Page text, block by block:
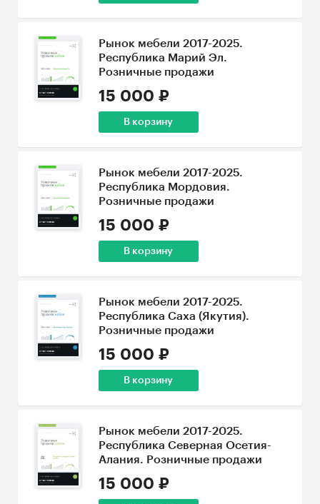
Рынок мебели 2017-2025.
Республика Марий Эл.
Розничные продажи
15 000 ₽
В корзину
Рынок мебели 2017-2025.
Республика Мордовия.
Розничные продажи
15 000 ₽
В корзину
Рынок мебели 2017-2025.
Республика Саха (Якутия).
Розничные продажи
15 000 ₽
В корзину
Рынок мебели 2017-2025.
Республика Северная Осетия-
Алания. Розничные продажи
15 000 ₽